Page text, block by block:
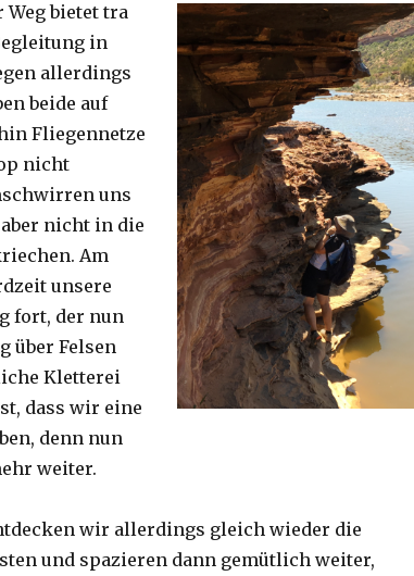
bietet tra
in
allerdings
beide auf
Fliegennetze
nicht
uns
nicht in die
Am
unsere
fort, der nun
über Felsen
Kletterei
dass wir eine
denn nun
weiter.
wir allerdings gleich wieder die
und spazieren dann gemütlich weiter,